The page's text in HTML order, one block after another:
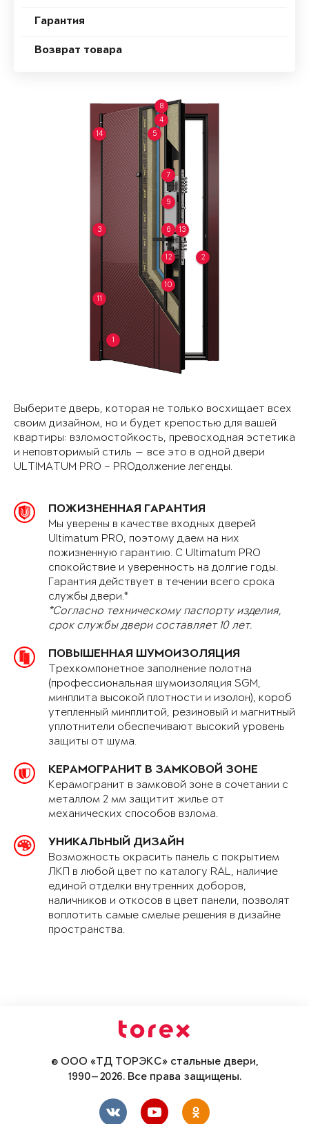
Гарантия
Возврат товара
1
2
3
4
5
6
7
8
9
10
11
12
13
14
Выберите дверь, которая не только восхищает всех
своим дизайном, но и будет крепостью для вашей
квартиры: взломостойкость, превосходная эстетика
и неповторимый стиль — все это в одной двери
ULTIMATUM PRO – PROдолжение легенды.
ПОЖИЗНЕННАЯ ГАРАНТИЯ
Мы уверены в качестве входных дверей
Ultimatum PRO, поэтому даем на них
пожизненную гарантию. С Ultimatum PRO
спокойствие и уверенность на долгие годы.
Гарантия действует в течении всего срока
службы двери.*
*Согласно техническому паспорту изделия,
срок службы двери составляет 10 лет.
ПОВЫШЕННАЯ ШУМОИЗОЛЯЦИЯ
Трехкомпонетное заполнение полотна
(профессиональная шумоизоляция SGM,
минплита высокой плотности и изолон), короб
утепленный минплитой, резиновый и магнитный
уплотнители обеспечивают высокий уровень
защиты от шума.
КЕРАМОГРАНИТ В ЗАМКОВОЙ ЗОНЕ
Керамогранит в замковой зоне в сочетании с
металлом 2 мм защитит жилье от
механических способов взлома.
УНИКАЛЬНЫЙ ДИЗАЙН
Возможность окрасить панель с покрытием
ЛКП в любой цвет по каталогу RAL, наличие
единой отделки внутренних доборов,
наличников и откосов в цвет панели, позволят
воплотить самые смелые решения в дизайне
пространства.
© ООО «ТД ТОРЭКС» стальные двери,
1990—2026. Все права защищены.